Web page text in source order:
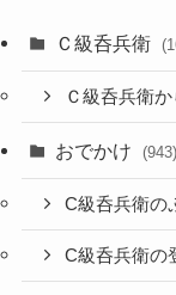
Ｃ級呑兵衛
Ｃ級呑兵衛
おでかけ (943)
C級呑兵衛の
C級呑兵衛の